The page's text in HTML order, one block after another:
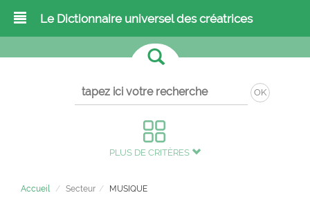
Le Dictionnaire universel des créatrices
OK
PLUS DE CRITÈRES
Accueil Secteur MUSIQUE